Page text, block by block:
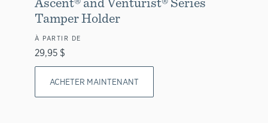
Tamper Holder
À PARTIR DE
29,95 $
ACHETER MAINTENANT